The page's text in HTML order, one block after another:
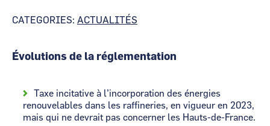
CATEGORIES: ACTUALITÉS
Évolutions de la réglementation
Taxe incitative à l’incorporation des énergies
renouvelables dans les raffineries, en vigueur en 2023,
mais qui ne devrait pas concerner les Hauts-de-France.